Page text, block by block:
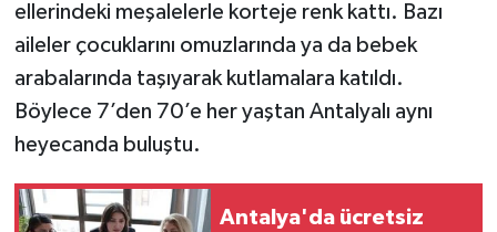
ellerindeki meşalelerle korteje renk kattı. Bazı
aileler çocuklarını omuzlarında ya da bebek
arabalarında taşıyarak kutlamalara katıldı.
Böylece 7’den 70’e her yaştan Antalyalı aynı
heyecanda buluştu.
Antalya'da ücretsiz